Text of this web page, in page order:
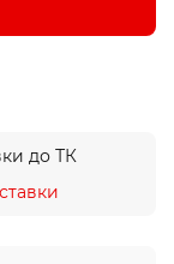
до ТК